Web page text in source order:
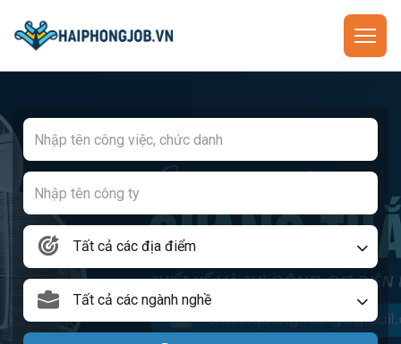
Tất cả các địa điểm
Tất cả các ngành nghề